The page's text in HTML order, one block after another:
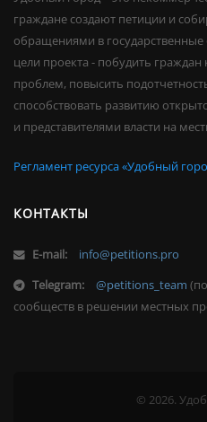
граждане создают петиции и
обращениями в
цели проекта - побудить
проблем, повысить
способствовать развитию
и представителями власти на
Регламент ресурса «Удобный
КОНТАКТЫ
E-mail:
info@petitions.pro
Telegram:
@petitions_team
сообществ в решении местных
© 2026.